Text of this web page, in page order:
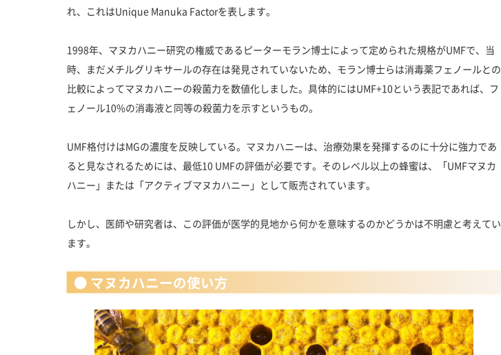
れ、これはUnique Manuka Factorを表します。
1998年、マヌカハニー研究の権威であるピーターモラン博士によって定められた規格がUMFで、当
時、まだメチルグリキサールの存在は発見されていないため、モラン博士らは消毒薬フェノールとの
比較によってマヌカハニーの殺菌力を数値化しました。具体的にはUMF+10という表記であれば、フ
ェノール10%の消毒液と同等の殺菌力を示すというもの。
UMF格付けはMGの濃度を反映している。マヌカハニーは、治療効果を発揮するのに十分に強力であ
ると見なされるためには、最低10 UMFの評価が必要です。そのレベル以上の蜂蜜は、「UMFマヌカ
ハニー」または「アクティブマヌカハニー」として販売されています。
しかし、医師や研究者は、この評価が医学的見地から何かを意味するのかどうかは不明慮と考えてい
ます。
● マヌカハニーの使い方